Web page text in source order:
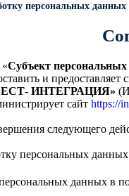
Дорожные
МОГК
светильников
Кронштейны для
однорожковые
персональных данных
«Субъект
и предоставляет
‐ ИНТЕГРАЦИЯ»
сайтhttps://
следующего
персональных
данных в